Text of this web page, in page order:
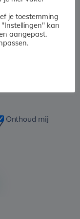
Onthoud mij
je toestemming
"Instellingen" kan
aangepast.